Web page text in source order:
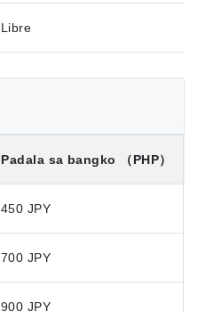
Libre
Padala sa bangko （PHP）
450 JPY
700 JPY
900 JPY